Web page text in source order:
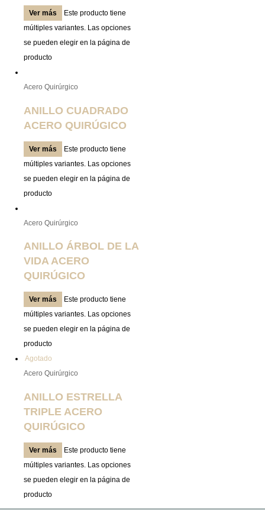
Ver más
Este producto tiene
múltiples variantes. Las opciones
se pueden elegir en la página de
producto
Acero Quirúrgico
ANILLO CUADRADO
ACERO QUIRÚGICO
Ver más
Este producto tiene
múltiples variantes. Las opciones
se pueden elegir en la página de
producto
Acero Quirúrgico
ANILLO ÁRBOL DE LA
VIDA ACERO
QUIRÚGICO
Ver más
Este producto tiene
múltiples variantes. Las opciones
se pueden elegir en la página de
producto
Agotado
Acero Quirúrgico
ANILLO ESTRELLA
TRIPLE ACERO
QUIRÚGICO
Ver más
Este producto tiene
múltiples variantes. Las opciones
se pueden elegir en la página de
producto